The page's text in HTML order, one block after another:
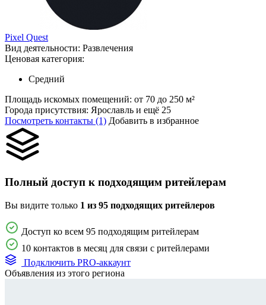
Pixel Quest
Вид деятельности: Развлечения
Ценовая категория:
Средний
Площадь искомых помещений: от 70 до 250 м²
Города присутствия: Ярославль и ещё 25
Посмотреть контакты (1) Добавить в избранное
Полный доступ к подходящим ритейлерам
Вы видите только 1 из 95 подходящих ритейлеров
Доступ ко всем 95 подходящим ритейлерам
10 контактов в месяц для связи с ритейлерами
Подключить PRO-аккаунт
Объявления из этого региона